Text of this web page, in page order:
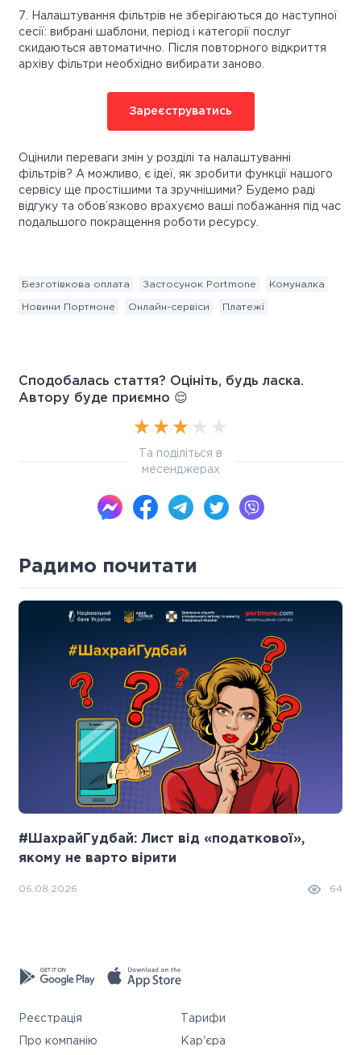
7. Налаштування фільтрів не зберігаються до наступної
сесії: вибрані шаблони, період і категорії послуг
скидаються автоматично. Після повторного відкриття
архіву фільтри необхідно вибирати заново.
Зареєструватись
Оцінили переваги змін у розділі та налаштуванні
фільтрів? А можливо, є ідеї, як зробити функції нашого
сервісу ще простішими та зручнішими? Будемо раді
відгуку та обов’язково врахуємо ваші побажання під час
подальшого покращення роботи ресурсу.
Безготівкова оплата Застосунок Portmone Комуналка
Новини Портмоне Онлайн-сервіси Платежі
Сподобалась стаття? Оцініть, будь ласка.
Автору буде приємно 😌
Та поділіться в
месенджерах
Радимо почитати
#ШахрайГудбай: Лист від «податкової»,
якому не варто вірити
06.08.2026 64
Реєстрація Тарифи
Про компанію Кар'єра